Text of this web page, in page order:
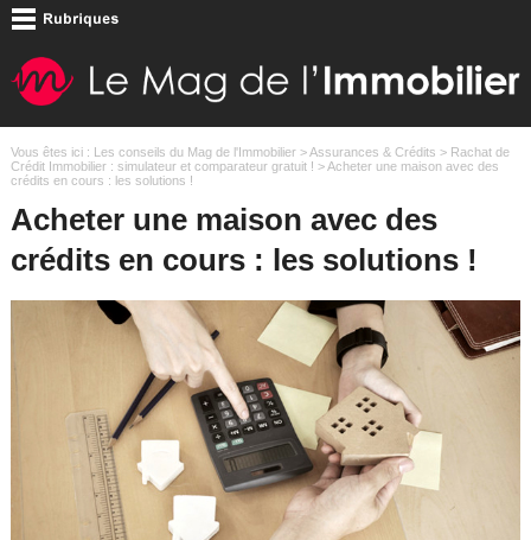
Vous êtes ici : Les conseils du Mag de l'Immobilier>Assurances & Crédits > Rachat de
Crédit Immobilier : simulateur et comparateur gratuit ! > Acheter une maison avec des
crédits en cours : les solutions !
Acheter une maison avec des
crédits en cours : les solutions !